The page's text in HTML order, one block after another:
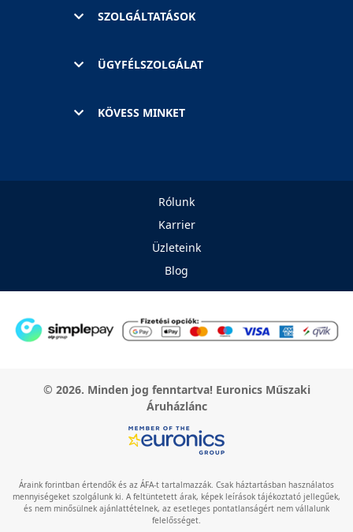
SZOLGÁLTATÁSOK
ÜGYFÉLSZOLGÁLAT
KÖVESS MINKET
Rólunk
Karrier
Üzleteink
Blog
© 2026. Minden jog fenntartva! Euronics Műszaki
Áruházlánc
Áraink forintban értendők és az ÁFA-t tartalmazzák. Csak háztartásban használatos
mennyiségeket szolgálunk ki. A feltüntetett árak, képek leírások tájékoztató jellegűek,
és nem minősülnek ajánlattételnek, az esetleges pontatlanságért nem vállalunk
felelősséget.